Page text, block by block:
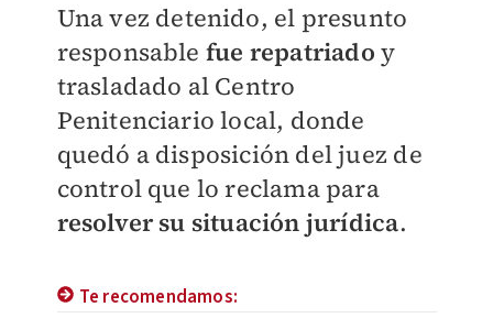
Una vez detenido, el presunto
responsable fue repatriado y
trasladado al Centro
Penitenciario local, donde
quedó a disposición del juez de
control que lo reclama para
resolver su situación jurídica.
Te recomendamos: